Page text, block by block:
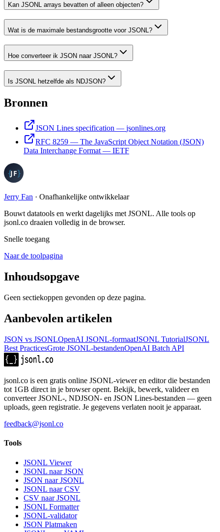
Kan JSONL arrays bevatten of alleen objecten?
Wat is de maximale bestandsgrootte voor JSONL?
Hoe converteer ik JSON naar JSONL?
Is JSONL hetzelfde als NDJSON?
Bronnen
JSON Lines specification — jsonlines.org
RFC 8259 — The JavaScript Object Notation (JSON)
Data Interchange Format— IETF
Jerry Fan · Onafhankelijke ontwikkelaar
Bouwt datatools en werkt dagelijks met JSONL. Alle tools op
jsonl.co draaien volledig in de browser.
Snelle toegang
Naar de toolpagina
Inhoudsopgave
Geen sectiekoppen gevonden op deze pagina.
Aanbevolen artikelen
JSON vs JSONLOpenAI JSONL-formaatJSONL TutorialJSONL
Best PracticesGrote JSONL-bestandenOpenAI Batch API
jsonl.co is een gratis online JSONL-viewer en editor die bestanden
tot 1GB direct in je browser opent. Bekijk, bewerk, valideer en
converteer JSONL-, NDJSON- en JSON Lines-bestanden — geen
uploads, geen registratie. Je gegevens verlaten nooit je apparaat.
feedback@jsonl.co
Tools
JSONL Viewer
JSONL naar JSON
JSON naar JSONL
JSONL naar CSV
CSV naar JSONL
JSONL Formatter
JSONL-validator
JSON Platmaken